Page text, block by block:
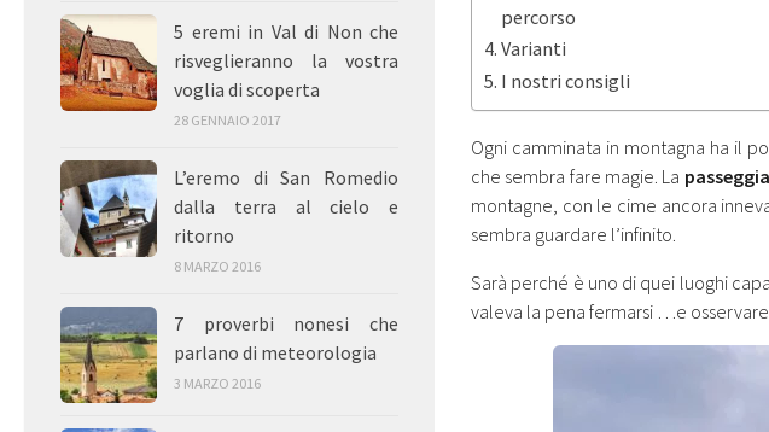
percorso
Varianti
I nostri consigli
Ogni camminata in montagna ha il
che sembra fare magie. La
montagne, con le cime ancora
sembra guardare l’infinito.
Sarà perché è uno di quei luoghi
valeva la pena fermarsi …e
5 eremi in Val di Non che
risveglieranno la vostra
voglia di scoperta
28 GENNAIO 2017
L’eremo di San Romedio
dalla terra al cielo e
ritorno
8 MARZO 2016
7 proverbi nonesi che
parlano di meteorologia
3 MARZO 2016